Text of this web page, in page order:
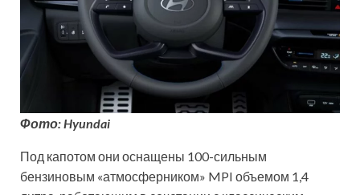
Фото: Hyundai
Под капотом они оснащены 100-сильным
бензиновым «атмосферником» MPI объемом 1,4